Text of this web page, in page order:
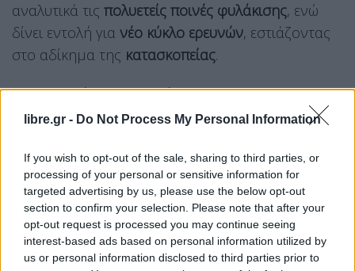
libre.gr - Do Not Process My Personal Information
If you wish to opt-out of the sale, sharing to third parties, or
processing of your personal or sensitive information for
targeted advertising by us, please use the below opt-out
section to confirm your selection. Please note that after your
opt-out request is processed you may continue seeing
interest-based ads based on personal information utilized by
us or personal information disclosed to third parties prior to
αναλυτικά τις πολυετείς ποινές φυλάκισης, ενώ
δίνει εντολή για νέο κύκλο ερευνών, εστιάζοντας
στο αδίκημα της κατασκοπείας.
ΗΕισαγγελία Πρωτοδικώνθα αναλάβει πλέον να
προχωρήσει σενέες ποινικές έρευνες για πρόσωπα
έλεγχο .
Τοσκεπτικό της απόφασηςαποκαλύπτει τον
τρόπο λειτουργίας τουPredator, την
απομακρυσμένη πρόσβασησε ευαίσθητα αρχεία
και την έκταση τωνδεδομένωνπου μπορούν να